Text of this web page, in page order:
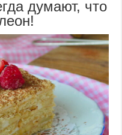
думают, что